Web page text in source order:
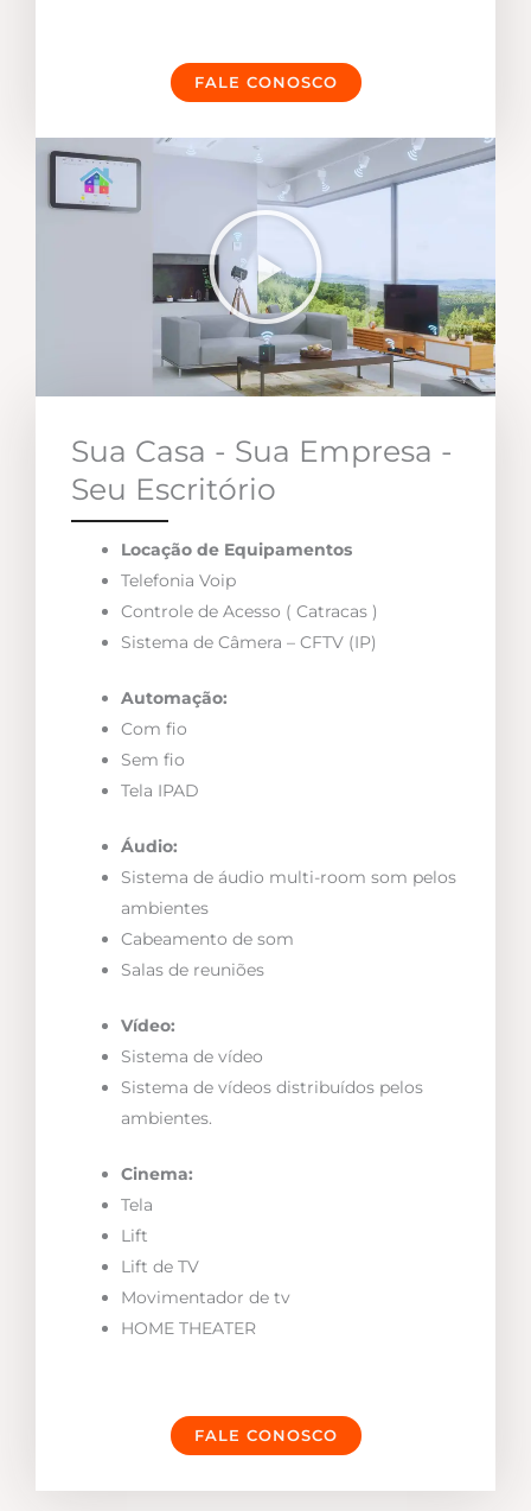
FALE CONOSCO
Sua Casa - Sua Empresa -
Seu Escritório
Locação de Equipamentos
Telefonia Voip
Controle de Acesso ( Catracas )
Sistema de Câmera – CFTV (IP)
Automação:
Com fio
Sem fio
Tela IPAD
Áudio:
Sistema de áudio multi-room som pelos
ambientes
Cabeamento de som
Salas de reuniões
Vídeo:
Sistema de vídeo
Sistema de vídeos distribuídos pelos
ambientes.
Cinema:
Tela
Lift
Lift de TV
Movimentador de tv
HOME THEATER
FALE CONOSCO